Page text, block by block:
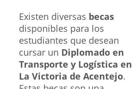
Existen diversas becas
disponibles para los
estudiantes que desean
cursar un Diplomado en
Transporte y Logística en
La Victoria de Acentejo.